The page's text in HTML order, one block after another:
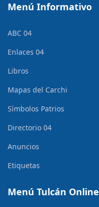
Menú Informativo
ABC 04
Enlaces 04
Libros
Mapas del Carchi
Símbolos Patrios
Directorio 04
Anuncios
Etiquetas
Menú Tulcán Online